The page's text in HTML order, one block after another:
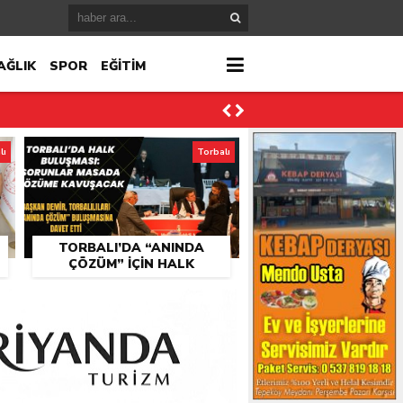
SPOR EĞİTİM
TORBALI’DA “ANINDA
ÇÖZÜM” IÇIN HALK
Torbalı